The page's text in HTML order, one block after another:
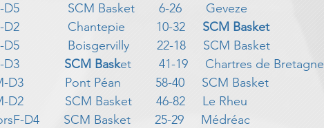
D5              SCM Basket       6-26       Geveze
D2              Chantepie         10-32
SCM Basket
D5              Boisgervilly        22-18     SCM Basket
D3 SCM Basket        41-19     Chartres de Bretagne
D3            Pont Péan          58-40     SCM Basket
D2            SCM Basket       46-82     Le Rheu
D4       SCM Basket       25-29     Médréac